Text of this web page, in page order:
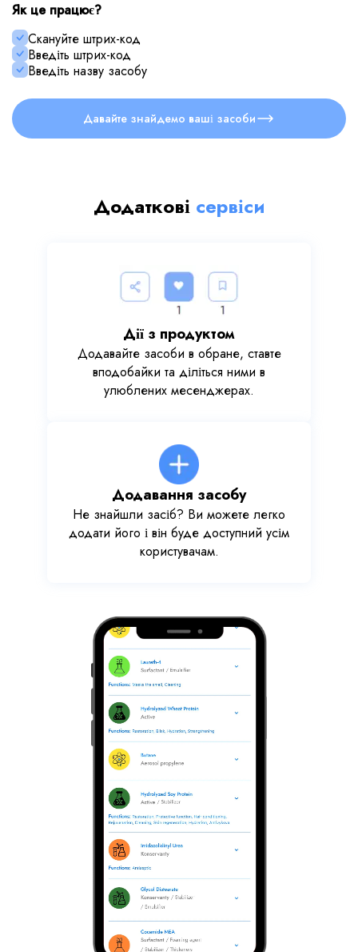
Як це працює?
Скануйте штрих-код
Введіть штрих-код
Введіть назву засобу
Давайте знайдемо ваші засоби
Додаткові сервіси
Дії з продуктом
Додавайте засоби в обране, ставте
вподобайки та діліться ними в
улюблених месенджерах.
Додавання засобу
Не знайшли засіб? Ви можете легко
додати його і він буде доступний усім
користувачам.